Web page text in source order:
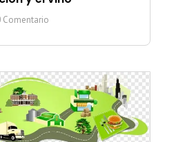
Comentario